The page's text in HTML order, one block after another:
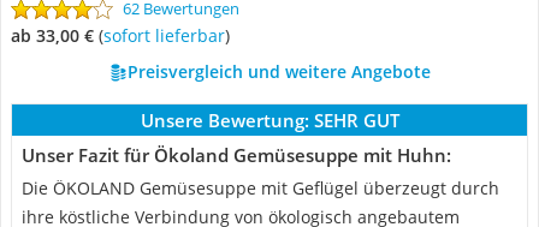
62 Bewertungen
ab 33,00 € ( Sofort lieferbar)
Preisvergleich und weitere Angebote
Unsere Bewertung: SEHR GUT
Unser Fazit für Ökoland Gemüsesuppe mit Huhn:
Die ÖKOLAND Gemüsesuppe mit Geflügel überzeugt durch
ihre köstliche Verbindung von ökologisch angebautem